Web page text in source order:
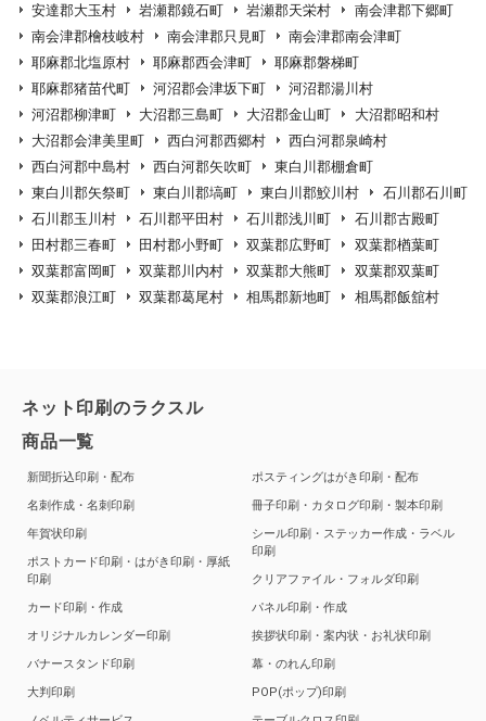
安達郡大玉村
岩瀬郡鏡石町 岩瀬郡天栄村
南会津郡下郷町
南会津郡檜枝岐村
南会津郡只見町
南会津郡南会津町
耶麻郡北塩原村
耶麻郡西会津町
耶麻郡磐梯町
耶麻郡猪苗代町
河沼郡会津坂下町
河沼郡湯川村
河沼郡柳津町
大沼郡三島町 大沼郡金山町
大沼郡昭和村
大沼郡会津美里町
西白河郡西郷村
西白河郡泉崎村
西白河郡中島村
西白河郡矢吹町
東白川郡棚倉町
東白川郡矢祭町
東白川郡塙町 東白川郡鮫川村
石川郡石川町
石川郡玉川村
石川郡平田村 石川郡浅川町
石川郡古殿町
田村郡三春町
田村郡小野町 双葉郡広野町
双葉郡楢葉町
双葉郡富岡町
双葉郡川内村 双葉郡大熊町
双葉郡双葉町
双葉郡浪江町
双葉郡葛尾村 相馬郡新地町 相馬郡飯舘村
ネット印刷のラクスル
商品一覧
新聞折込印刷・配布
名刺作成・名刺印刷
年賀状印刷
ポストカード印刷・はがき印刷・厚紙
印刷
カード印刷・作成
オリジナルカレンダー印刷
バナースタンド印刷
大判印刷
ポスティングはがき印刷・配布
冊子印刷・カタログ印刷・製本印刷
シール印刷・ステッカー作成・ラベル
印刷
クリアファイル・フォルダ印刷
パネル印刷・作成
挨拶状印刷・案内状・お礼状印刷
幕・のれん印刷
POP(ポップ)印刷